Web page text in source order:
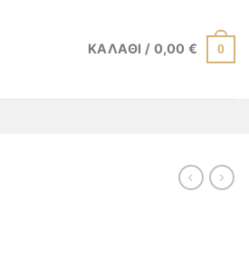
ΚΑΛΆΘΙ / 0,00€ 0